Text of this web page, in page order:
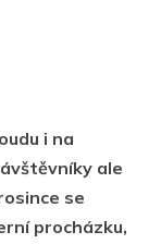
i na
ale
se
procházku,